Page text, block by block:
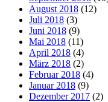
August 2018 (12)
Juli 2018 (3)
Juni 2018 (9)
Mai 2018 (11)
April 2018 (4)
März 2018 (2)
Februar 2018 (4)
Januar 2018 (9)
Dezember 2017 (2)